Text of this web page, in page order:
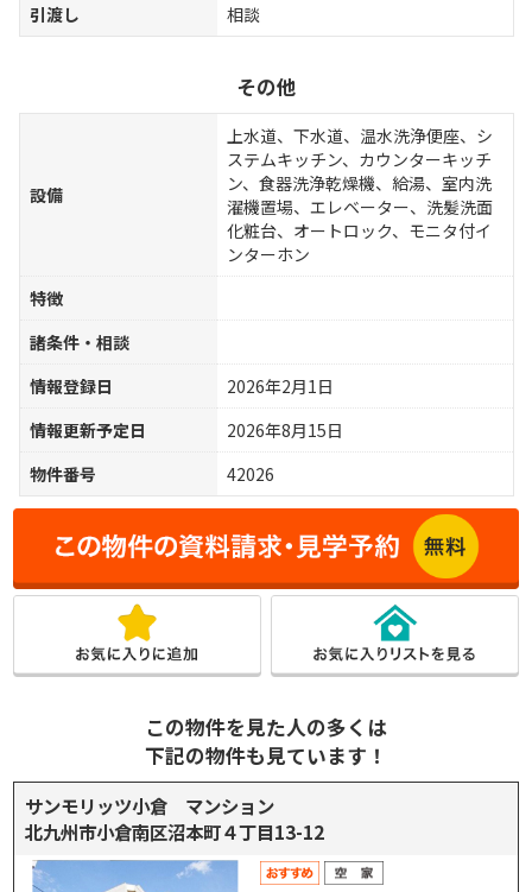
引渡し 相談
その他
設備
上水道、下水道、温水洗浄便座、シ
ステムキッチン、カウンターキッチ
ン、食器洗浄乾燥機、給湯、室内洗
濯機置場、エレベーター、洗髪洗面
化粧台、オートロック、モニタ付イ
ンターホン
特徴
諸条件・相談
情報登録日
2026年2月1日
情報更新予定日
2026年8月15日
物件番号
42026
この物件を見た人の多くは
下記の物件も見ています！
サンモリッツ小倉 マンション
北九州市小倉南区沼本町４丁目13-12